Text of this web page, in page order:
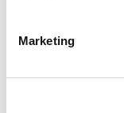
Marketing